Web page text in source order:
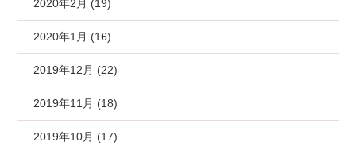
2020年2月 (19)
2020年1月 (16)
2019年12月 (22)
2019年11月 (18)
2019年10月 (17)